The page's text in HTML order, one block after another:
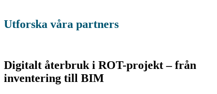
Utforska våra partners
Digitalt återbruk i ROT-projekt – från
inventering till BIM